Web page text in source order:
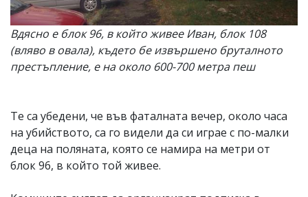
Вдясно е блок 96, в който живее Иван, блок 108
(вляво в овала), където бе извършено бруталното
престъпление, е на около 600-700 метра пеш
Те са убедени, че във фаталната вечер, около часа
на убийството, са го видели да си играе с по-малки
деца на поляната, която се намира на метри от
блок 96, в който той живее.